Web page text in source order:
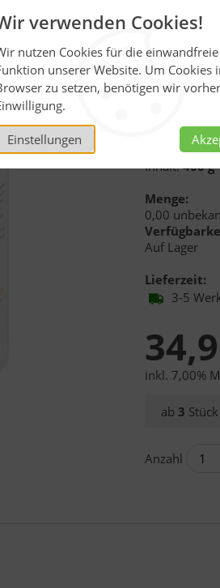
verwenden Cookies!
nutzen Cookies für die einwandfreie
unserer Website. Um Cookies
zu setzen, benötigen wir
Einstellungen
Kollagen
des Stütz-
Sehnen und
Inhalt:400 g
Menge:
0,00
Auf Lager
Lieferzeit:
3-5
inkl. 7,00%
ab 3
Anzahl